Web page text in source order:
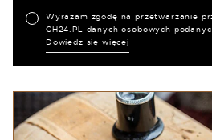
Wyrażam zgodę na przetwarzanie
CH24.PL danych osobowych
Dowiedz się więcej